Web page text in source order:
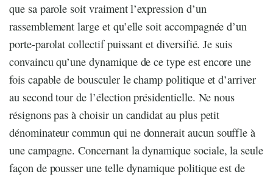
que sa parole soit vraiment l’expression d’un
rassemblement large et qu’elle soit accompagnée d’un
porte-parolat collectif puissant et diversifié. Je suis
convaincu qu’une dynamique de ce type est encore une
fois capable de bousculer le champ politique et d’arriver
au second tour de l’élection présidentielle. Ne nous
résignons pas à choisir un candidat au plus petit
dénominateur commun qui ne donnerait aucun souffle à
une campagne. Concernant la dynamique sociale, la seule
façon de pousser une telle dynamique politique est de